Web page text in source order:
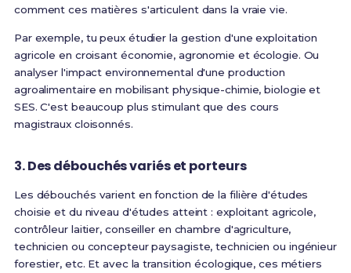
comment ces matières s'articulent dans la vraie vie.
Par exemple, tu peux étudier la gestion d'une exploitation
agricole en croisant économie, agronomie et écologie. Ou
analyser l'impact environnemental d'une production
agroalimentaire en mobilisant physique-chimie, biologie et
SES. C'est beaucoup plus stimulant que des cours
magistraux cloisonnés.
3. Des débouchés variés et porteurs
Les débouchés varient en fonction de la filière d'études
choisie et du niveau d'études atteint : exploitant agricole,
contrôleur laitier, conseiller en chambre d'agriculture,
technicien ou concepteur paysagiste, technicien ou ingénieur
forestier, etc. Et avec la transition écologique, ces métiers